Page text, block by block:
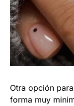
Otra opción
forma muy